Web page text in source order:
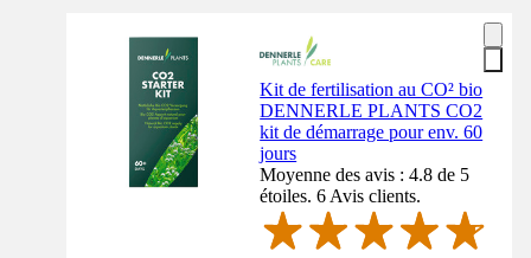
Kit de fertilisation au CO² bio
DENNERLE PLANTS CO2
kit de démarrage pour env. 60
jours
Moyenne des avis : 4.8 de 5
étoiles. 6 Avis clients.